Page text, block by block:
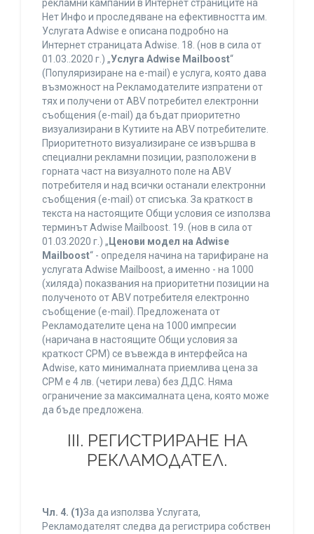
рекламни кампании в Интернет страниците на
Нет Инфо и проследяване на ефективността им.
Услугата Adwise е описана подробно на
Интернет страницата Adwise. 18. (нов в сила от
01.03..2020 г.) „Услуга Adwise Mailboost“
(Популяризиране на e-mail) е услуга, която дава
възможност на Рекламодателите изпратени от
тях и получени от ABV потребител електронни
съобщения (e-mail) да бъдат приоритетно
визуализирани в Кутиите на ABV потребителите.
Приоритетното визуализиране се извършва в
специални рекламни позиции, разположени в
горната част на визуалното поле на ABV
потребителя и над всички останали електронни
съобщения (e-mail) от списъка. За краткост в
текста на настоящите Общи условия се използва
терминът Adwise Mailboost. 19. (нов в сила от
01.03.2020 г.) „ Ценови модел на Adwise
Mailboost“ - определя начина на тарифиране на
услугата Adwise Mailboost, а именно - на 1000
(хиляда) показвания на приоритетни позиции на
полученото от ABV потребителя електронно
съобщение (e-mail). Предложената от
Рекламодателите цена на 1000 импресии
(наричана в настоящите Общи условия за
краткост CPM) се въвежда в интерфейса на
Adwise, като минималната приемлива цена за
CPM е 4 лв. (четири лева) без ДДС. Няма
ограничение за максималната цена, която може
да бъде предложена.
ІІІ. РЕГИСТРИРАНЕ НА
РЕКЛАМОДАТЕЛ.
Чл. 4. (1)За да използва Услугата,
Рекламодателят следва да регистрира собствен